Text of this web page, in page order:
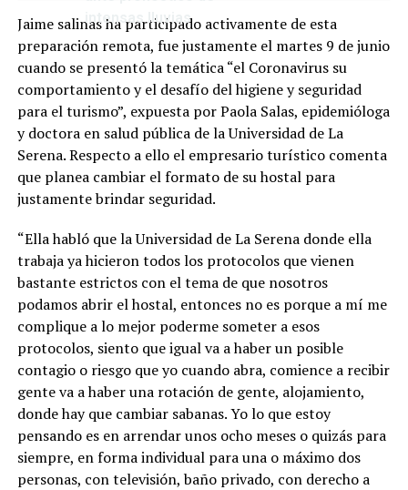
intensas lluvias
Jaime salinas ha participado activamente de esta
preparación remota, fue justamente el martes 9 de junio
cuando se presentó la temática “el Coronavirus su
comportamiento y el desafío del higiene y seguridad
para el turismo”, expuesta por Paola Salas, epidemióloga
y doctora en salud pública de la Universidad de La
Serena. Respecto a ello el empresario turístico comenta
que planea cambiar el formato de su hostal para
justamente brindar seguridad.
“Ella habló que la Universidad de La Serena donde ella
trabaja ya hicieron todos los protocolos que vienen
bastante estrictos con el tema de que nosotros
podamos abrir el hostal, entonces no es porque a mí me
complique a lo mejor poderme someter a esos
protocolos, siento que igual va a haber un posible
contagio o riesgo que yo cuando abra, comience a recibir
gente va a haber una rotación de gente, alojamiento,
donde hay que cambiar sabanas. Yo lo que estoy
pensando es en arrendar unos ocho meses o quizás para
siempre, en forma individual para una o máximo dos
personas, con televisión, baño privado, con derecho a